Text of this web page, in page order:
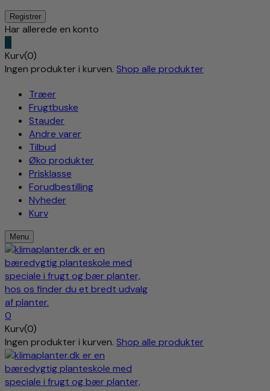
Har allerede en konto
0
Kurv(0)
Ingen produkter i kurven. Shop alle produkter
Træer
Frugtbuske
Stauder
Andre varer
Tilbud
Øko produkter
Prisklasse
Forudbestilling
Nyheder
Kurv
Menu
0
Kurv(0)
Ingen produkter i kurven. Shop alle produkter